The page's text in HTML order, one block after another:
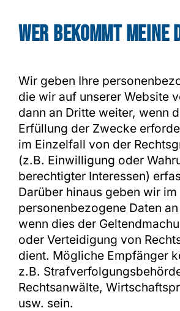
Wer bekommt meine
Wir geben Ihre
die wir auf unserer Website
dann an Dritte weiter, wenn
Erfüllung der Zwecke
im Einzelfall von der
(z.B. Einwilligung oder
berechtigter Interessen)
Darüber hinaus geben wir
personenbezogene Daten
wenn dies der
oder Verteidigung von
dient. Mögliche Empfänger
z.B.
Rechtsanwälte,
usw. sein.